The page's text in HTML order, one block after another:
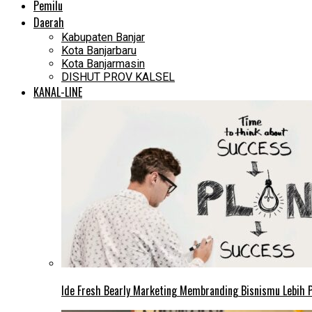
Pemilu
Daerah
Kabupaten Banjar
Kota Banjarbaru
Kota Banjarmasin
DISHUT PROV KALSEL
KANAL-LINE
Ide Fresh Bearly Marketing Membranding Bisnismu Lebih